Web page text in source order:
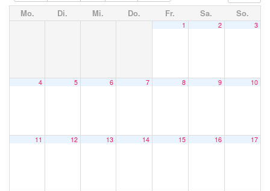
Mo. Di. Mi. Do. Fr. Sa. So.
1 2 3
4 5 6 7 8 9 10
11 12 13 14 15 16 17